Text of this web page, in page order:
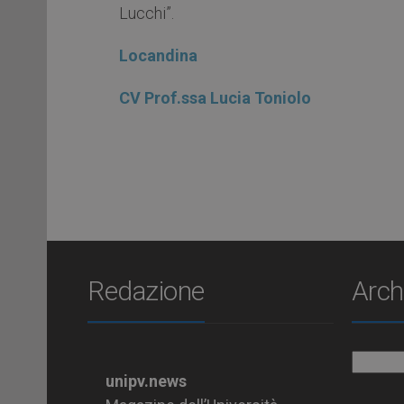
Lucchi”.
Locandina
CV Prof.ssa Lucia Toniolo
Redazione
unipv.news